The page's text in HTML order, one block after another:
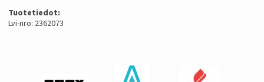
Tuotetiedot:
Lvi-nro: 2362073